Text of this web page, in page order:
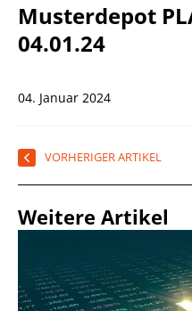
Musterdepot
04.01.24
04. Januar 2024
VORHERIGER ARTIKEL
Weitere Artikel